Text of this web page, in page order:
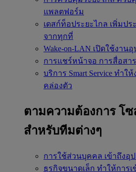
แพลตฟอร์ม
เดสก์ท็อประยะไกล เพิ่มปร
จากทุกที่
Wake-on-LAN เปิดใช้งาน
การแชร์หน้าจอ การสื่อสา
บริการ Smart Service ทำให้
คล่องตัว
ตามความต้องการ โซ
สำหรับทีมต่างๆ
การใช้ส่วนบุคคล เข้าถึงอุ
ธุรกิจขนาดเล็ก ทำให้การ